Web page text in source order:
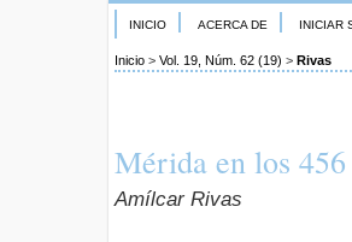
INICIO ACERCA DE INICIAR
Inicio > Vol. 19, Núm. 62 (19) > Rivas
Mérida en los
Amílcar Rivas